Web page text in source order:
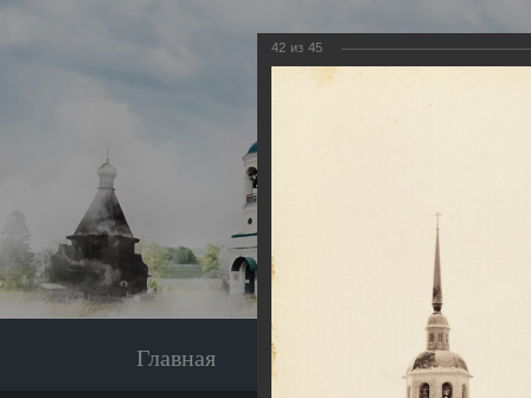
Главная Экскурсия
42 из 45